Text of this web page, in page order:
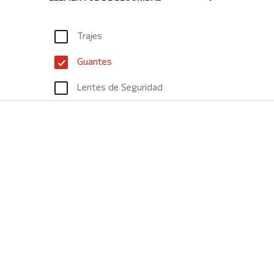
Trajes
Guantes
Lentes de Seguridad